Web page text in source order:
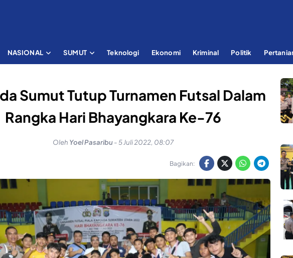
NASIONAL SUMUT Teknologi Ekonomi Kriminal Politik
Sumut Tutup Turnamen Futsal Dalam
Rangka Hari Bhayangkara Ke-76
Oleh Yoel Pasaribu -5 Juli 2022, 08:07
Bagikan: